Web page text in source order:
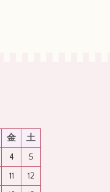
金
土
4
5
11
12